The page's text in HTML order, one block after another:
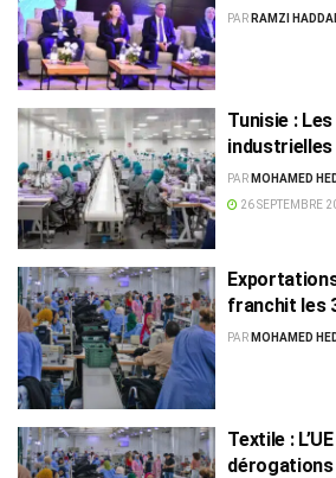
4.0
PAR RAMZI
Tunisie :
milliards de
PAR MOHAMED
26 SEPTEMBRE
franchit les
dinars
PAR MOHAMED
Textile :
dérogations